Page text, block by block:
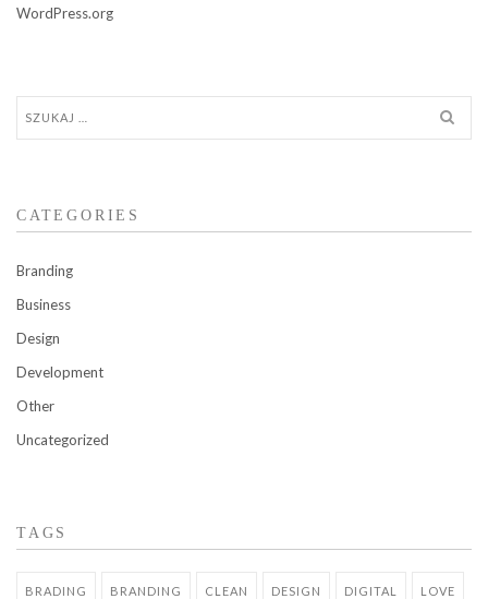
WordPress.org
CATEGORIES
Branding
Business
Design
Development
Other
Uncategorized
TAGS
BRADING BRANDING CLEAN DESIGN DIGITAL LOVE